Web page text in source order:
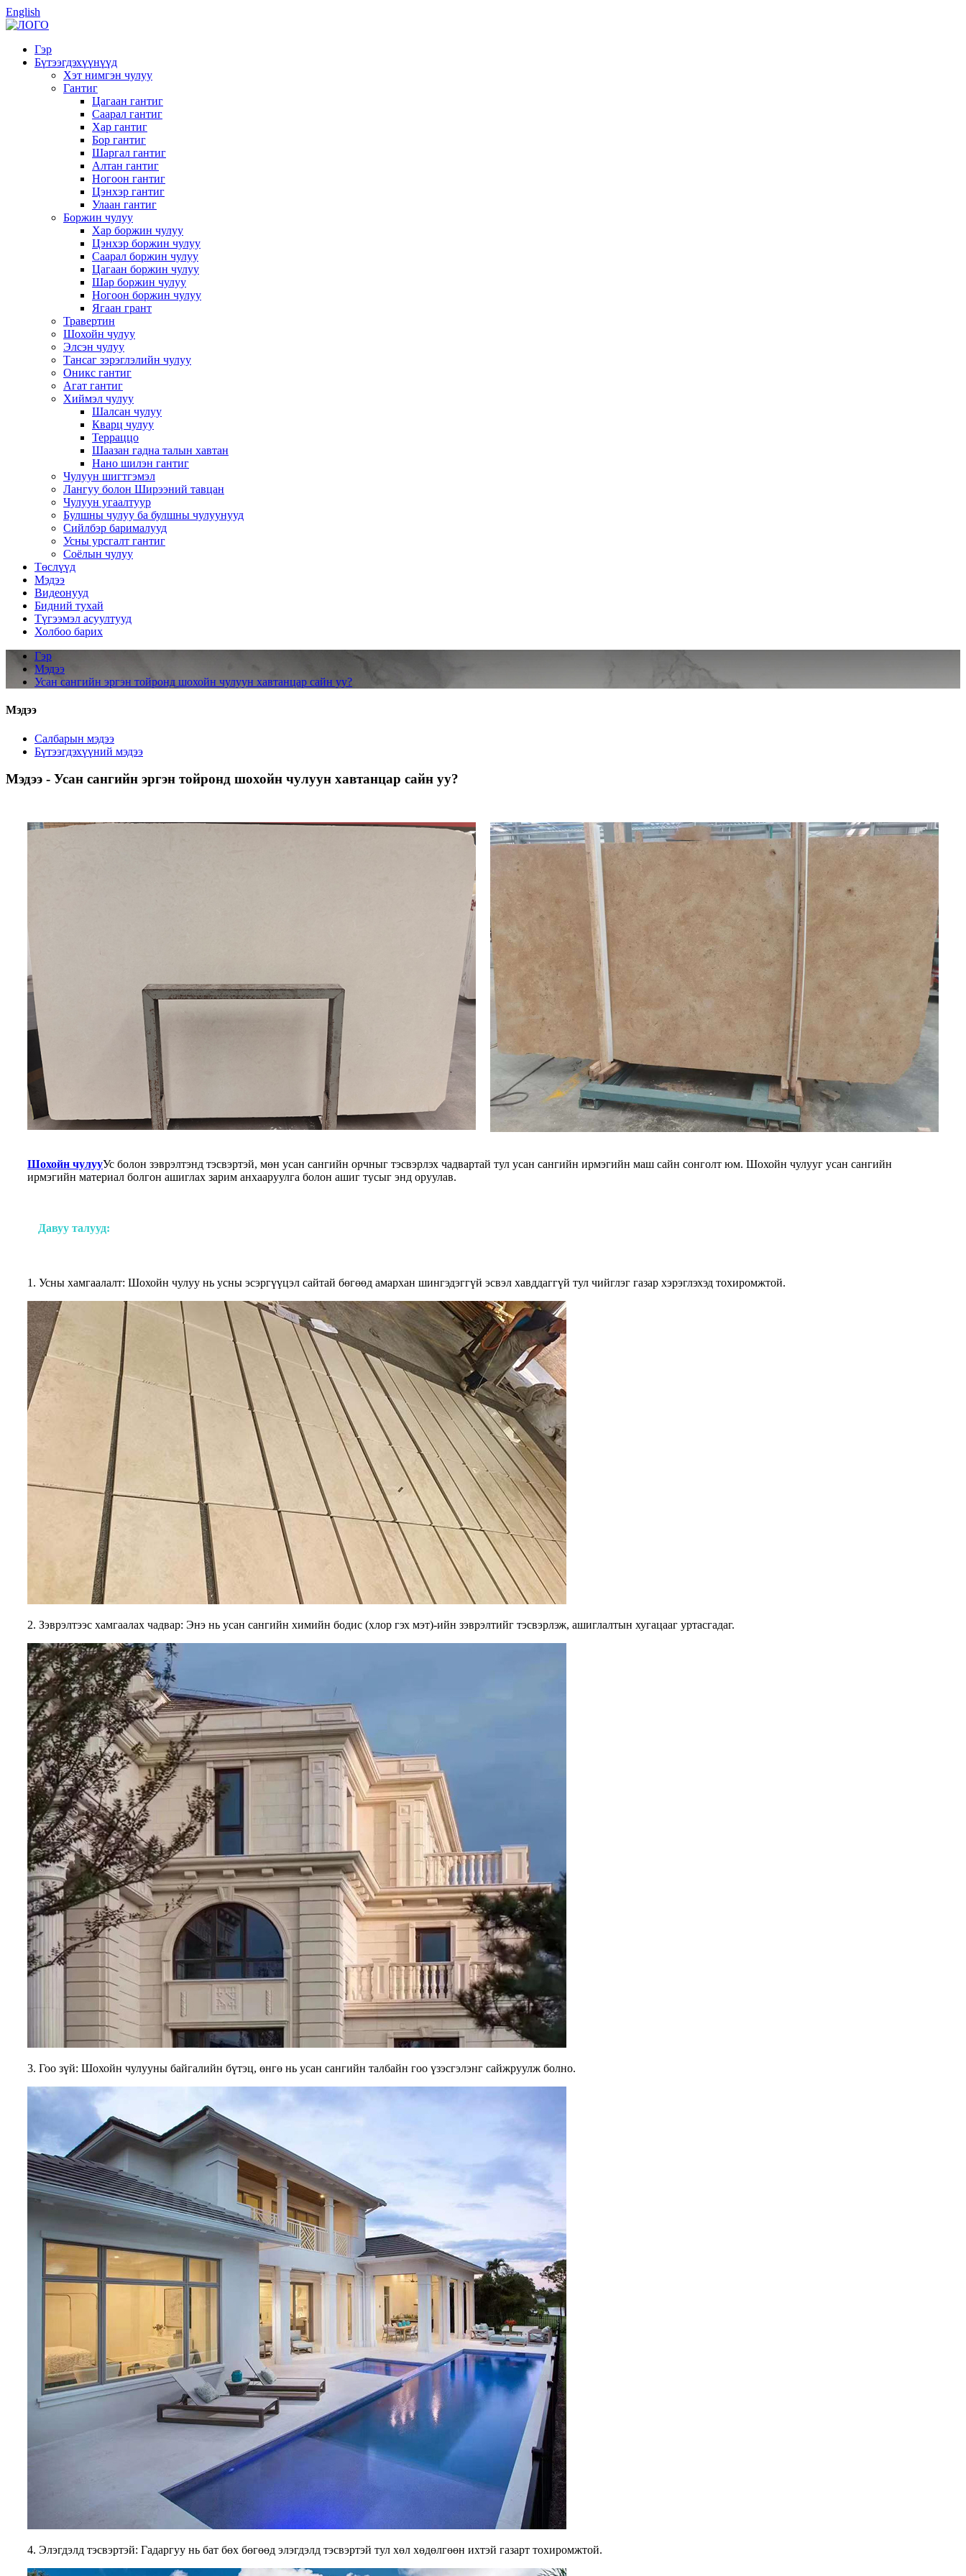
English
Гэр
Бүтээгдэхүүнүүд
Хэт нимгэн чулуу
Гантиг
Цагаан гантиг
Саарал гантиг
Хар гантиг
Бор гантиг
Шаргал гантиг
Алтан гантиг
Ногоон гантиг
Цэнхэр гантиг
Улаан гантиг
Боржин чулуу
Хар боржин чулуу
Цэнхэр боржин чулуу
Саарал боржин чулуу
Цагаан боржин чулуу
Шар боржин чулуу
Ногоон боржин чулуу
Ягаан грант
Травертин
Шохойн чулуу
Элсэн чулуу
Тансаг зэрэглэлийн чулуу
Оникс гантиг
Агат гантиг
Хиймэл чулуу
Шалсан чулуу
Кварц чулуу
Терраццо
Шаазан гадна талын хавтан
Нано шилэн гантиг
Чулуун шигтгэмэл
Лангуу болон Ширээний тавцан
Чулуун угаалтуур
Булшны чулуу ба булшны чулуунууд
Сийлбэр барималууд
Усны урсгалт гантиг
Соёлын чулуу
Төслүүд
Мэдээ
Видеонууд
Бидний тухай
Түгээмэл асуултууд
Холбоо барих
Гэр
Мэдээ
Усан сангийн эргэн тойронд шохойн чулуун хавтанцар сайн уу?
Мэдээ
Салбарын мэдээ
Бүтээгдэхүүний мэдээ
Мэдээ - Усан сангийн эргэн тойронд шохойн чулуун хавтанцар сайн уу?
Шохойн чулууУс болон зэврэлтэнд тэсвэртэй, мөн усан сангийн орчныг тэсвэрлэх чадвартай тул усан сангийн ирмэгийн маш сайн сонголт юм. Шохойн чулууг усан сангийн
ирмэгийн материал болгон ашиглах зарим анхааруулга болон ашиг тусыг энд оруулав.
Давуу талууд:
1. Усны хамгаалалт: Шохойн чулуу нь усны эсэргүүцэл сайтай бөгөөд амархан шингэдэггүй эсвэл хавддаггүй тул чийглэг газар хэрэглэхэд тохиромжтой.
2. Зэврэлтээс хамгаалах чадвар: Энэ нь усан сангийн химийн бодис (хлор гэх мэт)-ийн зэврэлтийг тэсвэрлэж, ашиглалтын хугацааг уртасгадаг.
3. Гоо зүй: Шохойн чулууны байгалийн бүтэц, өнгө нь усан сангийн талбайн гоо үзэсгэлэнг сайжруулж болно.
4. Элэгдэлд тэсвэртэй: Гадаргуу нь бат бөх бөгөөд элэгдэлд тэсвэртэй тул хөл хөдөлгөөн ихтэй газарт тохиромжтой.